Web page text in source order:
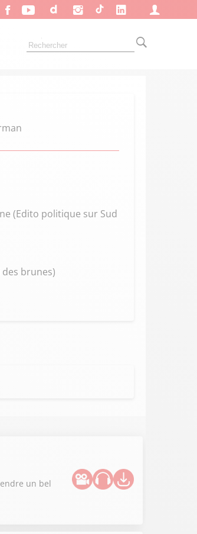
(Edito politique sur Sud
brunes)
un bel